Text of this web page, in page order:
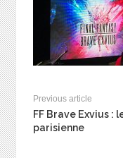
Previous article
FF Brave Exvius :
parisienne